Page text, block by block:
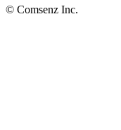
© Comsenz Inc.